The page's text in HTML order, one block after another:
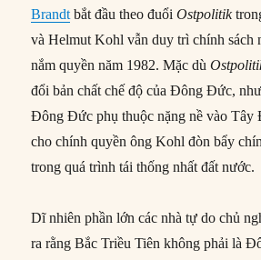
Brandt bắt đầu theo đuổiOstpolitik
và Helmut Kohl vẫn duy trì chính sách
nắm quyền năm 1982. Mặc dù
đổi bản chất chế độ của Đông Đức,
Đông Đức phụ thuộc nặng nề vào Tây
cho chính quyền ông Kohl đòn bẩy
trong quá trình tái thống nhất đất nước.
Dĩ nhiên phần lớn các nhà tự do chủ
ra rằng Bắc Triều Tiên không phải là